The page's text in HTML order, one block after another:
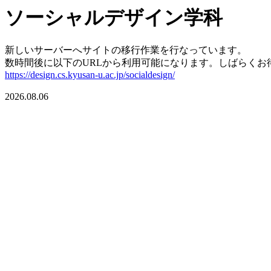
ソーシャルデザイン学科
新しいサーバーへサイトの移行作業を行なっています。
数時間後に以下のURLから利用可能になります。しばらくお
https://design.cs.kyusan-u.ac.jp/socialdesign/
2026.08.06